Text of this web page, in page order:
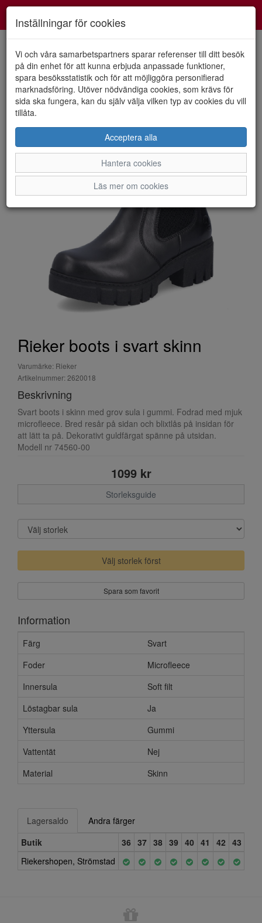
HEM RIEKER
Rieker boots i svart skinn
Varumärke: Rieker
Artikelnummer: 2620018
Beskrivning
Svart boots i skinn med grov sula i gummi. Fodrad med mjuk
microfleece. Bred resår på sidan och blixtlås på insidan för
att lätt ta på. Dekorativt guldfärgat spänne på utsidan.
Modell nr 74560-00
1099 kr
Storleksguide
Välj storlek först
Spara som favorit
Information
Färg
Svart
Foder
Microfleece
Innersula
Soft filt
Löstagbar sula
Ja
Yttersula
Gummi
Vattentät
Nej
Material
Skinn
Lagersaldo
Andra färger
Butik
36 37 38 39 40 41 42 43
Riekershopen, Strömstad
Inställningar för cookies
Vi och våra samarbetspartners sparar referenser till ditt besök
på din enhet för att kunna erbjuda anpassade funktioner,
spara besöksstatistik och för att möjliggöra personifierad
marknadsföring. Utöver nödvändiga cookies, som krävs för
sida ska fungera, kan du själv välja vilken typ av cookies du vill
tillåta.
Acceptera alla
Hantera cookies
Läs mer om cookies